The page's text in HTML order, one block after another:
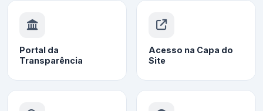
Portal da
Transparência
Acesso na Capa do
Site